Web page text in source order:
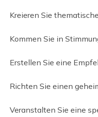
Kreieren Sie
Kommen Sie in
Erstellen Sie eine
Richten Sie einen
Veranstalten Sie eine